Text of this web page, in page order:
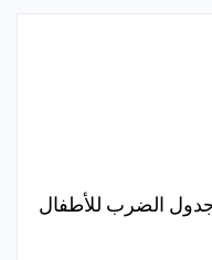
جدول الضرب للأطفال